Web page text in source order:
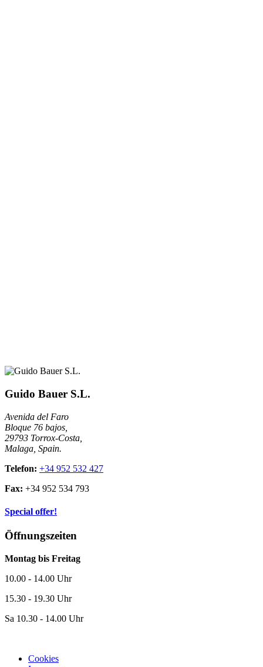
Guido Bauer S.L.
Avenida del Faro
Bloque 76 bajos,
29793 Torrox-Costa,
Malaga, Spain.
Telefon: +34 952 532 427
Fax: +34 952 534 793
Special offer!
Öffnungszeiten
Montag bis Freitag
10.00 - 14.00 Uhr
15.30 - 19.30 Uhr
Sa 10.30 - 14.00 Uhr
Cookies